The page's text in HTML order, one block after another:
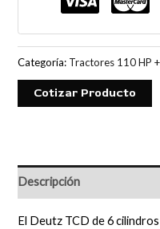
Categoría: Tractores 110 HP +
Cotizar Producto
Descripción
El Deutz TCD de 6